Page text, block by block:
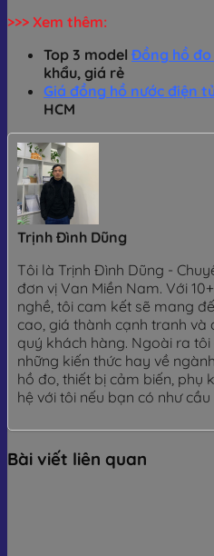
>>> Xem thêm:
Top 3 model Đồng hồ
khẩu, giá rẻ
Giá đồng hồ nước điện
HCM
Trịnh Đình Dũng
Tôi là Trịnh Đình Dũng -
đơn vị Van Miền Nam. Với
nghề, tôi cam kết sẽ mang
cao, giá thành cạnh tranh và
quý khách hàng. Ngoài ra
những kiến thức hay về
hồ đo, thiết bị cảm biến, phụ
hệ với tôi nếu bạn có như
Bài viết liên quan